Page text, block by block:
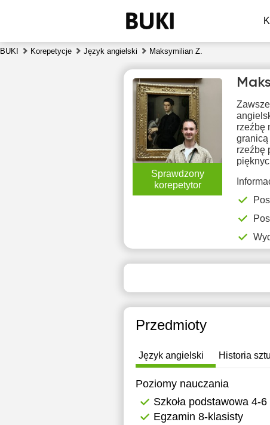
BUKI Korepetycje Język angielski Maksymilian Z.
Sprawdzony
korepetytor
rzeźbę
granicą
rzeźbę
Przedmioty
Język angielski Historia
Poziomy nauczania
Szkoła podstawowa 4-
Egzamin 8-klasisty
pią
7
19:00
19:30
20:30
21:00